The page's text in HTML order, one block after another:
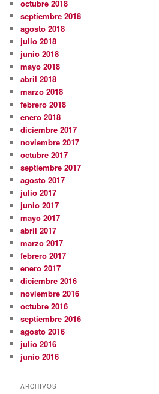
octubre 2018
septiembre 2018
agosto 2018
julio 2018
junio 2018
mayo 2018
abril 2018
marzo 2018
febrero 2018
enero 2018
diciembre 2017
noviembre 2017
octubre 2017
septiembre 2017
agosto 2017
julio 2017
junio 2017
mayo 2017
abril 2017
marzo 2017
febrero 2017
enero 2017
diciembre 2016
noviembre 2016
octubre 2016
septiembre 2016
agosto 2016
julio 2016
junio 2016
ARCHIVOS